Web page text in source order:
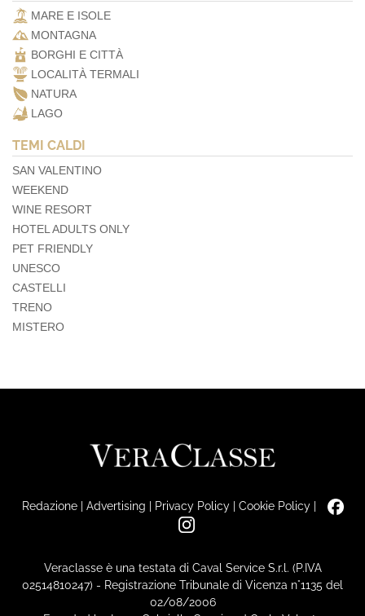
MARE E ISOLE
MONTAGNA
BORGHI E CITTÀ
LOCALITÀ TERMALI
NATURA
LAGO
TEMI CALDI
SAN VALENTINO
WEEKEND
WINE RESORT
HOTEL ADULTS ONLY
PET FRIENDLY
UNESCO
CASTELLI
TRENO
MISTERO
Redazione| Advertising | Privacy Policy| Cookie Policy|
Veraclasse è una testata di Caval Service S.r.l. (P.IVA
02514810247) - Registrazione Tribunale di Vicenza n°1135 del
02/08/2006